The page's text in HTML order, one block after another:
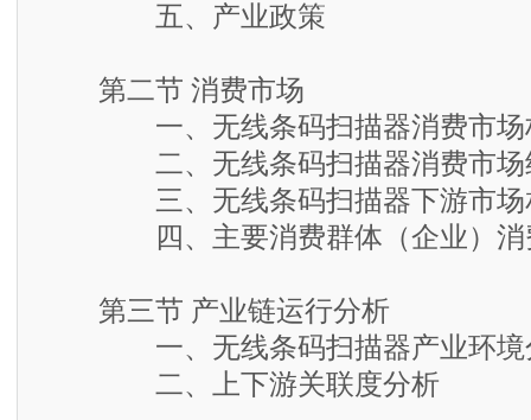
五、产业政策
第二节 消费市场
一、无线条码扫描器消费市场
二、无线条码扫描器消费市场
三、无线条码扫描器下游市场
四、主要消费群体（企业）消
第三节 产业链运行分析
一、无线条码扫描器产业环境
二、上下游关联度分析